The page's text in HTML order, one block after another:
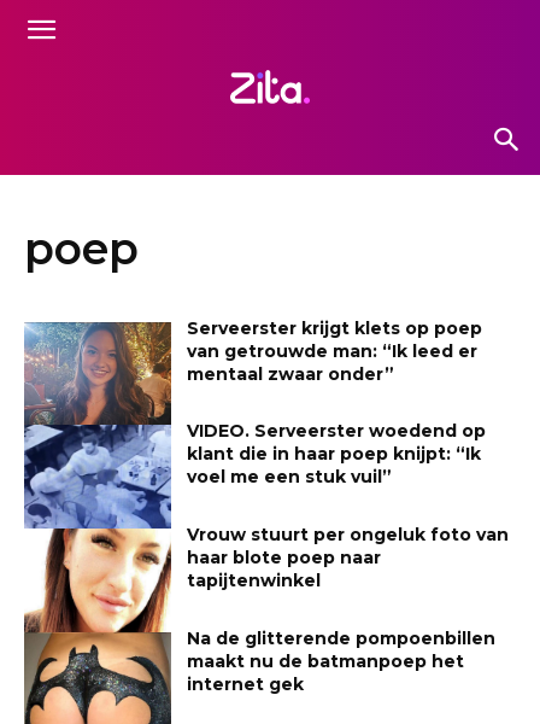
poep
Serveerster krijgt klets op poep
van getrouwde man: “Ik leed er
mentaal zwaar onder”
VIDEO. Serveerster woedend op
klant die in haar poep knijpt: “Ik
voel me een stuk vuil”
Vrouw stuurt per ongeluk foto van
haar blote poep naar
tapijtenwinkel
Na de glitterende pompoenbillen
maakt nu de batmanpoep het
internet gek